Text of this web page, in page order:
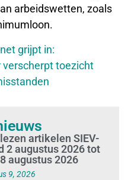
arbeidswetten, zoals
grijpt in:
verscherpt toezicht
artikelen SIEV-
2 augustus 2026 tot
augustus 2026
9, 2026